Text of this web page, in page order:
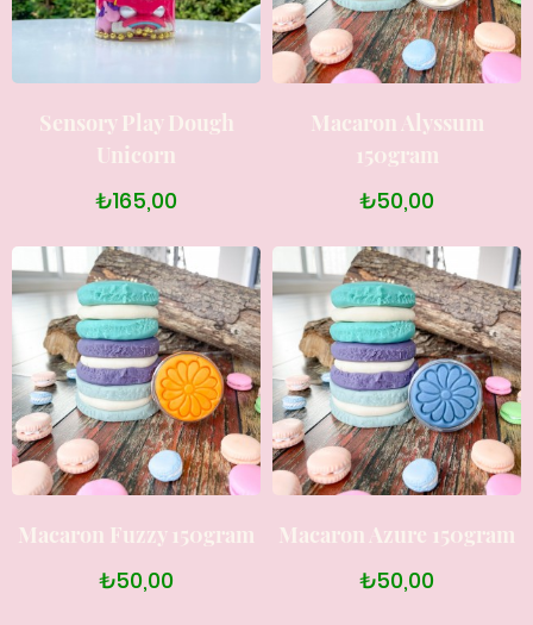
Sensory Play Dough
Unicorn
₺165,00
Macaron Alyssum
150gram
₺50,00
Macaron Fuzzy 150gram
₺50,00
Macaron Azure 150gram
₺50,00